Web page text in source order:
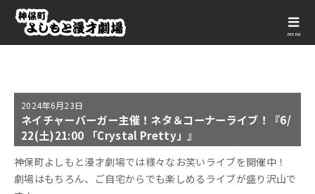
menu
2024年6月23日
ネイチャーバーガー主催！ネタ＆コーナーライブ！『6/
22(土)21:00 「Crystal Pretty」』
神保町よしもと漫才劇場では様々なお笑いライブを開催中！
劇場はもちろん、ご自宅からでも楽しめるライブが盛り沢山で